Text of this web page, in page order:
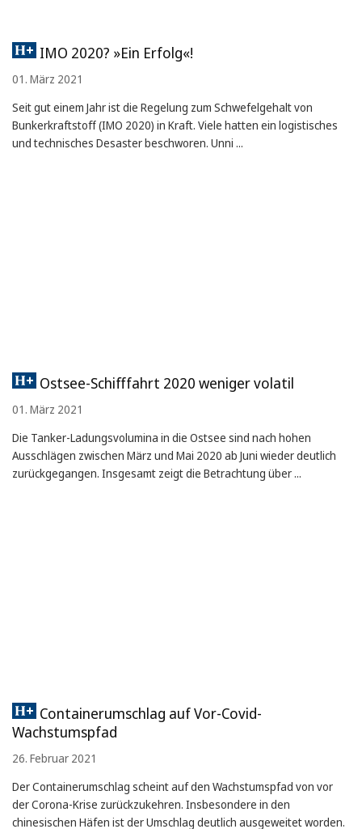
IMO 2020? »Ein Erfolg«!
01. März 2021
Seit gut einem Jahr ist die Regelung zum Schwefelgehalt von
Bunkerkraftstoff (IMO 2020) in Kraft. Viele hatten ein logistisches
und technisches Desaster beschworen. Unni ...
Ostsee-Schifffahrt 2020 weniger volatil
01. März 2021
Die Tanker-Ladungsvolumina in die Ostsee sind nach hohen
Ausschlägen zwischen März und Mai 2020 ab Juni wieder deutlich
zurückgegangen. Insgesamt zeigt die Betrachtung über ...
Containerumschlag auf Vor-Covid-
Wachstumspfad
26. Februar 2021
Der Containerumschlag scheint auf den Wachstumspfad von vor
der Corona-Krise zurückzukehren. Insbesondere in den
chinesischen Häfen ist der Umschlag deutlich ausgeweitet worden.